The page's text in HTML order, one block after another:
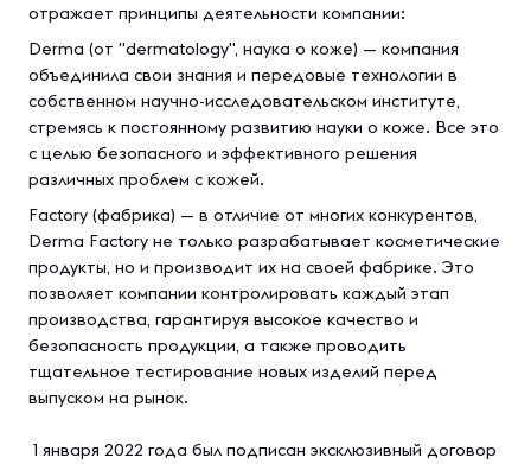
отражает принципы деятельности компании:
Derma (от "dermatology", наука о коже) — компания
объединила свои знания и передовые технологии в
собственном научно-исследовательском институте,
стремясь к постоянному развитию науки о коже. Все это
с целью безопасного и эффективного решения
различных проблем с кожей.
Factory (фабрика) — в отличие от многих конкурентов,
Derma Factory не только разрабатывает косметические
продукты, но и производит их на своей фабрике. Это
позволяет компании контролировать каждый этап
производства, гарантируя высокое качество и
безопасность продукции, а также проводить
тщательное тестирование новых изделий перед
выпуском на рынок.
1 января 2022 года был подписан эксклюзивный договор